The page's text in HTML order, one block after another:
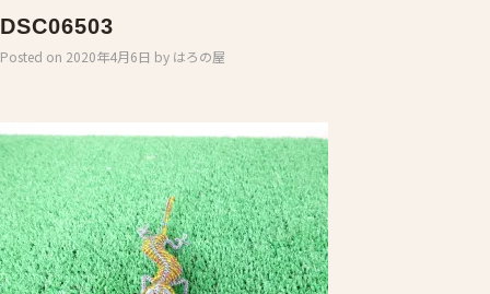
DSC06503
Posted on 2020年4月6日 by はろの屋